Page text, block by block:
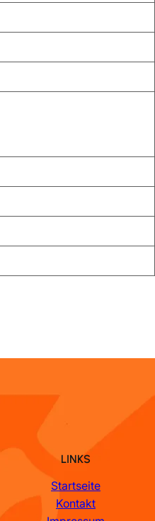
LINKS
Startseite
Kontakt